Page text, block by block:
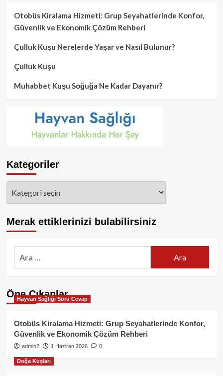
Otobüs Kiralama Hizmeti: Grup Seyahatlerinde Konfor,
Güvenlik ve Ekonomik Çözüm Rehberi
Çulluk Kuşu Nerelerde Yaşar ve Nasıl Bulunur?
Çulluk Kuşu
Muhabbet Kuşu Soğuğa Ne Kadar Dayanır?
Kategoriler
Merak ettiklerinizi bulabilirsiniz
Öne Çıkanlar
Hayvan Sağlığı Soru Cevap
Otobüs Kiralama Hizmeti: Grup Seyahatlerinde Konfor,
Güvenlik ve Ekonomik Çözüm Rehberi
admin2 1 Haziran 2026 0
Doğa Kuşları